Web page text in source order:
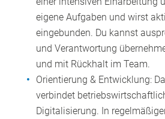
eigene Aufgaben und wirst
eingebunden. Du kannst
und Verantwortung
und mit Rückhalt im Team.
Orientierung & Entwicklung:
verbindet
Digitalisierung. In